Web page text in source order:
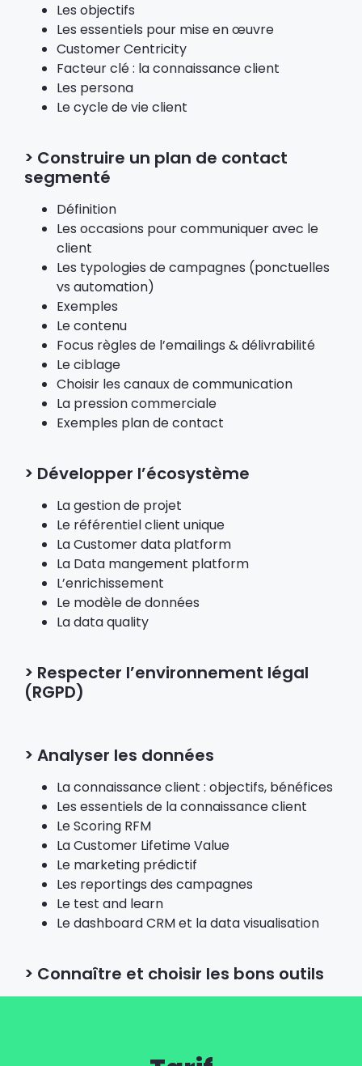
Les objectifs
Les essentiels pour mise en œuvre
Customer Centricity
Facteur clé : la connaissance client
Les persona
Le cycle de vie client
> Construire un plan de contact
segmenté
Définition
Les occasions pour communiquer avec le
client
Les typologies de campagnes (ponctuelles
vs automation)
Exemples
Le contenu
Focus règles de l’emailings & délivrabilité
Le ciblage
Choisir les canaux de communication
La pression commerciale
Exemples plan de contact
> Développer l’écosystème
La gestion de projet
Le référentiel client unique
La Customer data platform
La Data mangement platform
L’enrichissement
Le modèle de données
La data quality
> Respecter l’environnement légal
(RGPD)
> Analyser les données
La connaissance client : objectifs, bénéfices
Les essentiels de la connaissance client
Le Scoring RFM
La Customer Lifetime Value
Le marketing prédictif
Les reportings des campagnes
Le test and learn
Le dashboard CRM et la data visualisation
> Connaître et choisir les bons outils